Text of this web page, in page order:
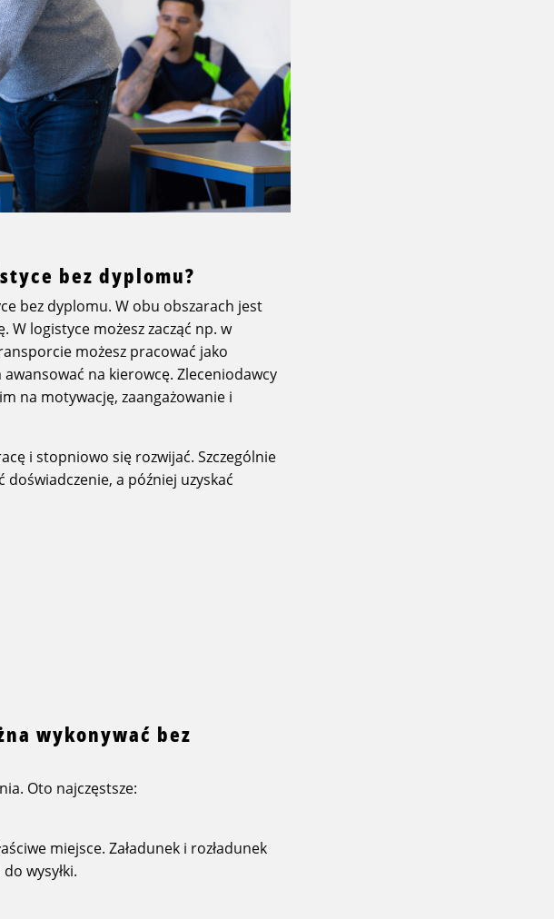
bez dyplomu?
bez dyplomu. W obu obszarach jest
W logistyce możesz zacząć np. w
możesz pracować jako
na kierowcę. Zleceniodawcy
na motywację, zaangażowanie i
i stopniowo się rozwijać. Szczególnie
doświadczenie, a później uzyskać
wykonywać bez
Oto najczęstsze:
miejsce. Załadunek i rozładunek
wysyłki.